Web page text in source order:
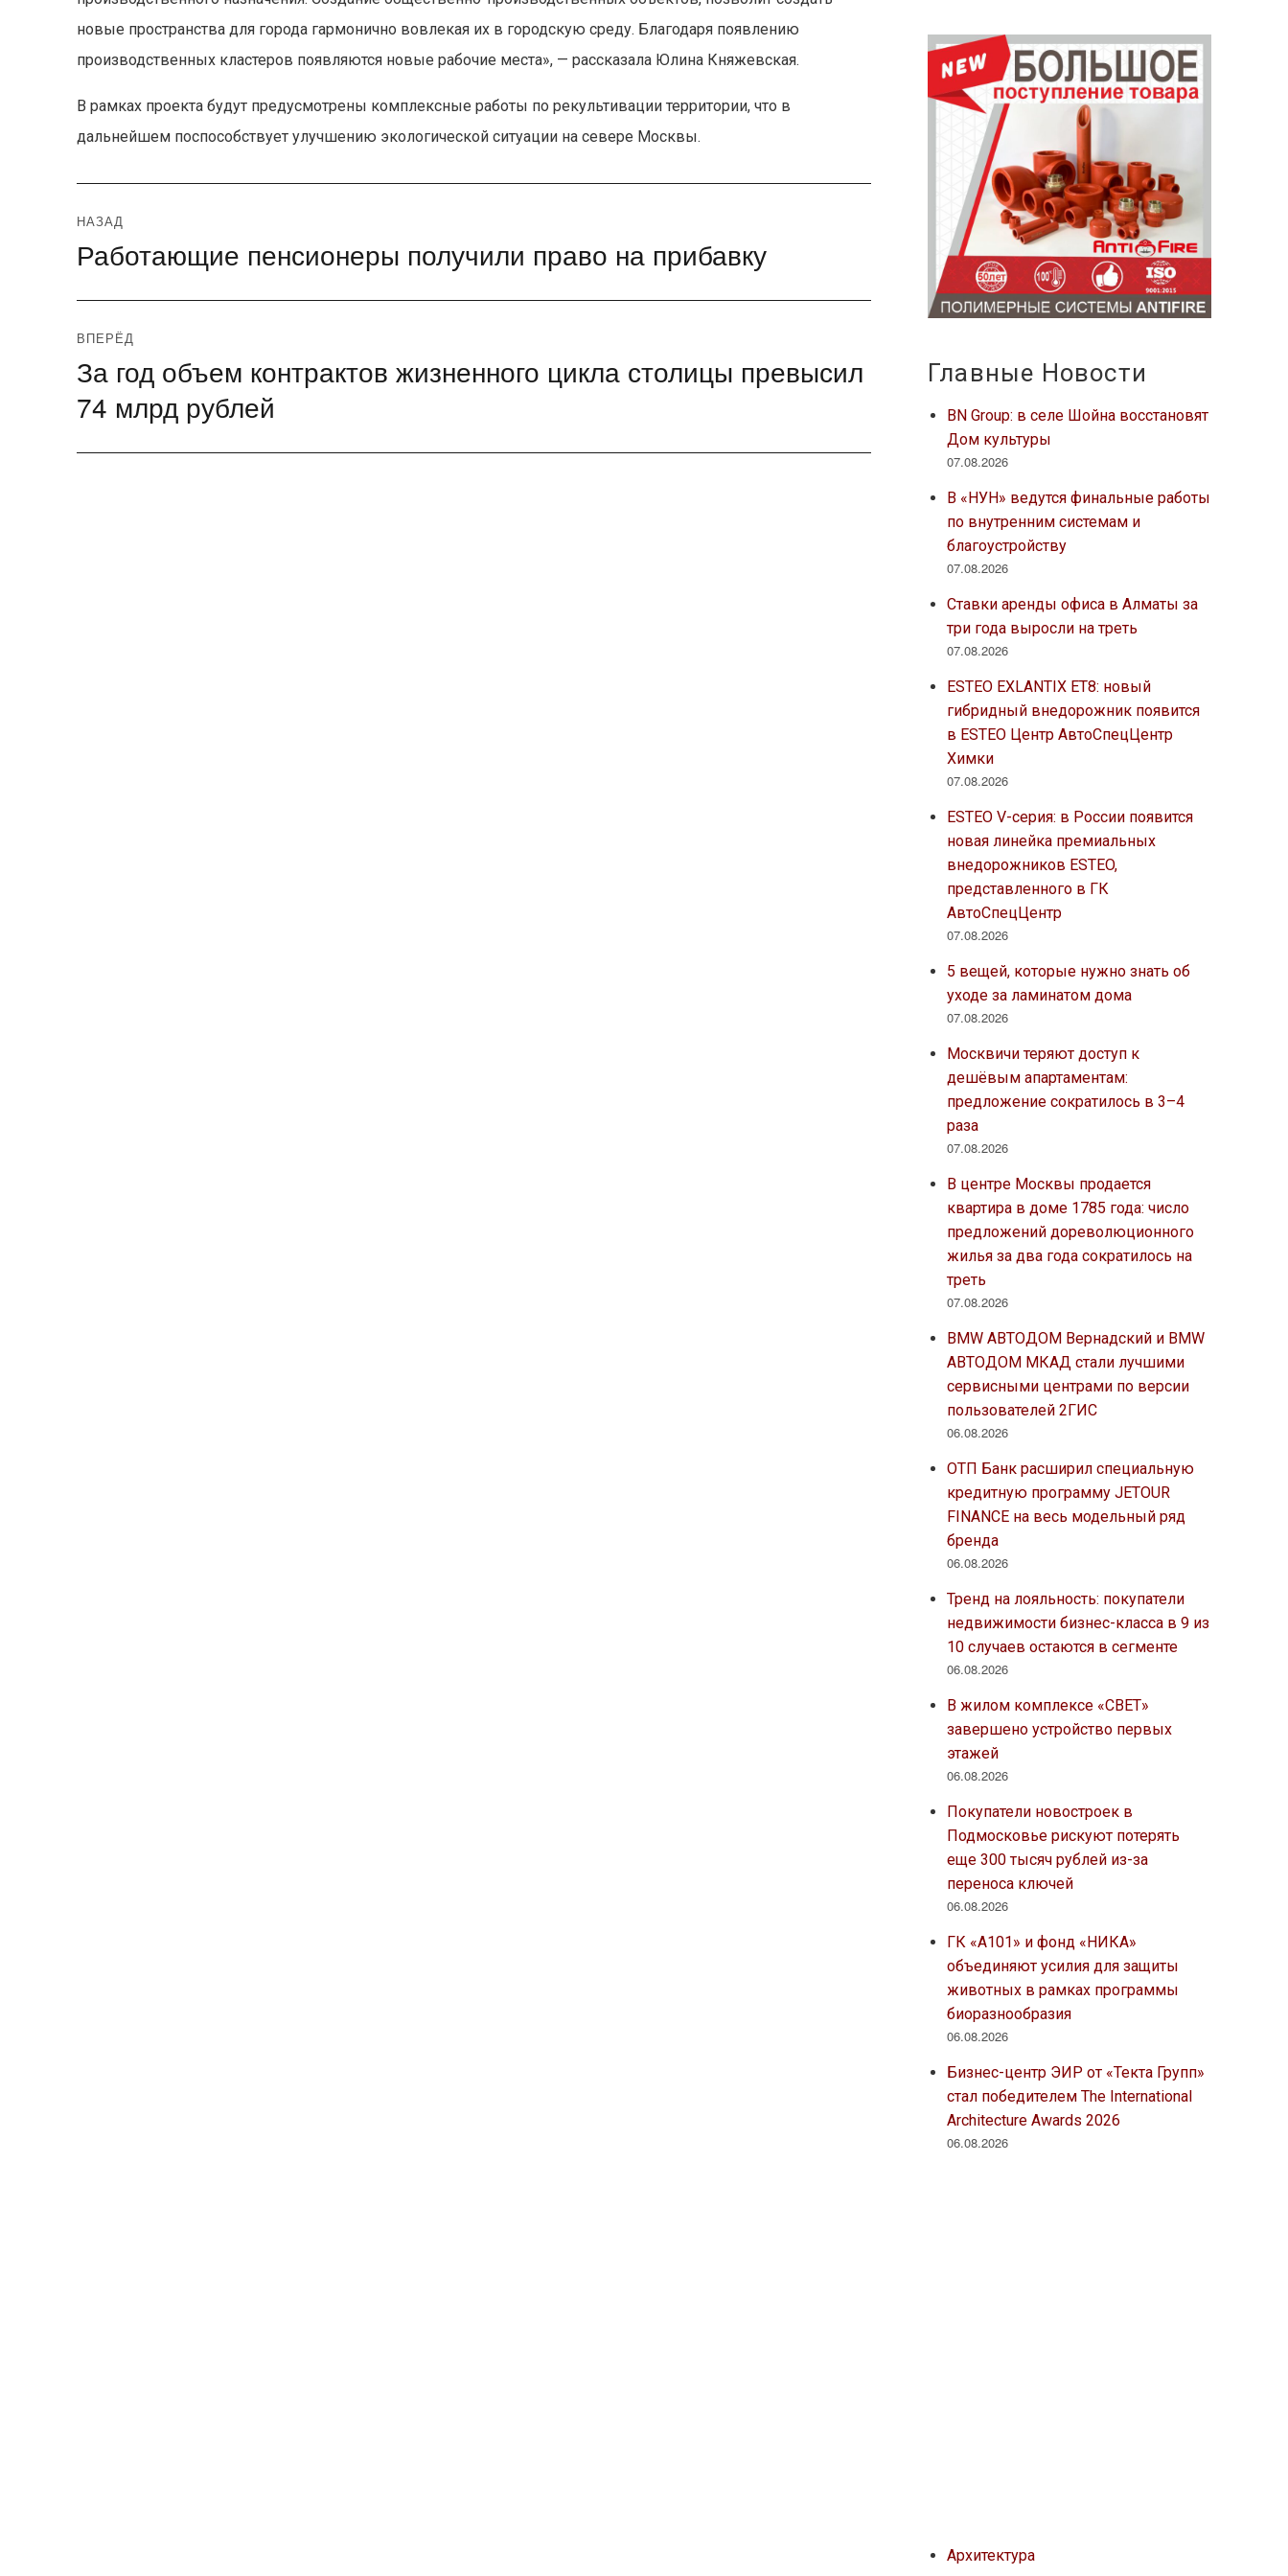
новые пространства для города гармонично вовлекая их в городскую среду. Благодаря появлению
производственных кластеров появляются новые рабочие места», — рассказала Юлина Княжевская.
В рамках проекта будут предусмотрены комплексные работы по рекультивации территории, что в
дальнейшем поспособствует улучшению экологической ситуации на севере Москвы.
Навигация
по
записям
НАЗАД
Предыдущая
Работающие пенсионеры получили право на прибавку
ВПЕРЁД
Следующая
За год объем контрактов жизненного цикла столицы превысил
74 млрд рублей
Главные Новости
BN Group: в селе Шойна восстановят
Дом культуры
07.08.2026
В «НУН» ведутся финальные работы
по внутренним системам и
благоустройству
07.08.2026
Ставки аренды офиса в Алматы за
три года выросли на треть
07.08.2026
ESTEO EXLANTIX ET8: новый
гибридный внедорожник появится
в ESTEO Центр АвтоСпецЦентр
Химки
07.08.2026
ESTEO V-серия: в России появится
новая линейка премиальных
внедорожников ESTEO,
представленного в ГК
АвтоСпецЦентр
07.08.2026
5 вещей, которые нужно знать об
уходе за ламинатом дома
07.08.2026
Москвичи теряют доступ к
дешёвым апартаментам:
предложение сократилось в 3–4
раза
07.08.2026
В центре Москвы продается
квартира в доме 1785 года: число
предложений дореволюционного
жилья за два года сократилось на
треть
07.08.2026
BMW АВТОДОМ Вернадский и BMW
АВТОДОМ МКАД стали лучшими
сервисными центрами по версии
пользователей 2ГИС
06.08.2026
ОТП Банк расширил специальную
кредитную программу JETOUR
FINANCE на весь модельный ряд
бренда
06.08.2026
Тренд на лояльность: покупатели
недвижимости бизнес-класса в 9 из
10 случаев остаются в сегменте
06.08.2026
В жилом комплексе «СВЕТ»
завершено устройство первых
этажей
06.08.2026
Покупатели новостроек в
Подмосковье рискуют потерять
еще 300 тысяч рублей из-за
переноса ключей
06.08.2026
ГК «А101» и фонд «НИКА»
объединяют усилия для защиты
животных в рамках программы
биоразнообразия
06.08.2026
Бизнес-центр ЭИР от «Текта Групп»
стал победителем The International
Architecture Awards 2026
06.08.2026
Архитектура